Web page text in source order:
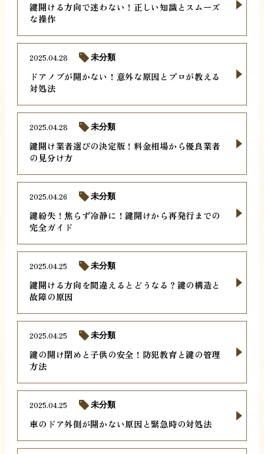
鍵開ける方向で迷わない！正しい知識とスムーズ
な操作
ドアノブが開かない！意外な原因とプロが教える
対処法
2025.04.28 未分類
鍵開け業者選びの決定版！料金相場から優良業者
の見分け方
2025.04.28 未分類
鍵紛失！焦らず冷静に！鍵開けから再発行までの
完全ガイド
2025.04.26 未分類
鍵開ける方向を間違えるとどうなる？鍵の構造と
故障の原因
2025.04.25 未分類
鍵の開け閉めと子供の安全！防犯教育と鍵の管理
方法
2025.04.25 未分類
車のドア外側が開かない原因と緊急時の対処法
2025.04.25 未分類